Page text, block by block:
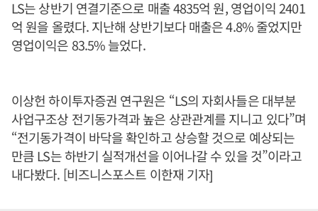
LS는 상반기 연결기준으로 매출 4835억 원, 영업이익 2401
억 원을 올렸다. 지난해 상반기보다 매출은 4.8% 줄었지만
영업이익은 83.5% 늘었다.
이상헌 하이투자증권 연구원은 “LS의 자회사들은 대부분
사업구조상 전기동가격과 높은 상관관계를 지니고 있다”며
“전기동가격이 바닥을 확인하고 상승할 것으로 예상되는
만큼 LS는 하반기 실적개선을 이어나갈 수 있을 것”이라고
내다봤다. [비즈니스포스트 이한재 기자]